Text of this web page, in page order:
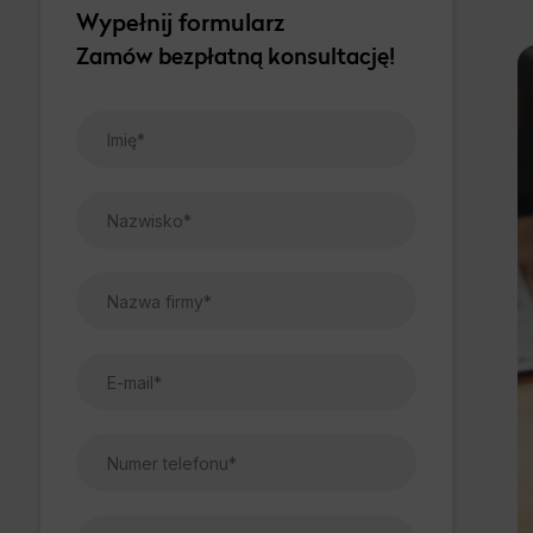
Wypełnij formularz
Zamów bezpłatną konsultację!